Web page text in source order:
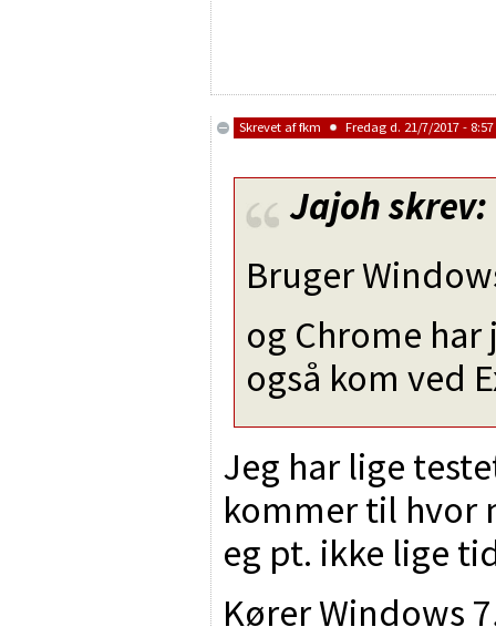
Skrevet affkm Fredag d. 21/7/2017 - 8:57
Jajohskrev:
Bruger
og Chrome
også kom ved
Jeg har lige
kommer til hvor
eg pt. ikke lige
Kører Windows